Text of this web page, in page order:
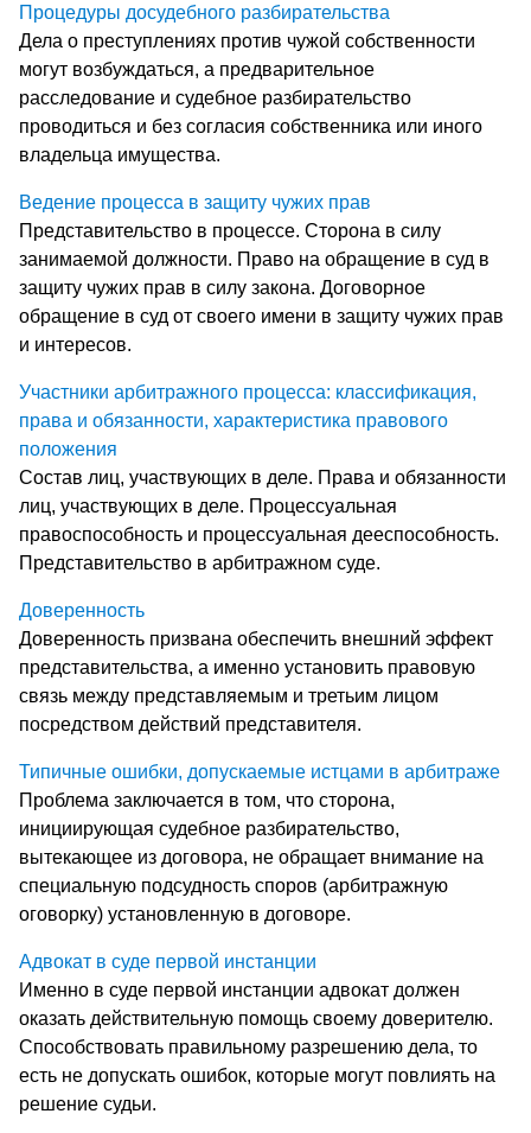
Процедуры досудебного разбирательства
Дела о преступлениях против чужой собственности
могут возбуждаться, а предварительное
расследование и судебное разбирательство
проводиться и без согласия собственника или иного
владельца имущества.
Ведение процесса в защиту чужих прав
Представительство в процессе. Сторона в силу
занимаемой должности. Право на обращение в суд в
защиту чужих прав в силу закона. Договорное
обращение в суд от своего имени в защиту чужих прав
и интересов.
Участники арбитражного процесса: классификация,
права и обязанности, характеристика правового
положения
Состав лиц, участвующих в деле. Права и обязанности
лиц, участвующих в деле. Процессуальная
правоспособность и процессуальная дееспособность.
Представительство в арбитражном суде.
Доверенность
Доверенность призвана обеспечить внешний эффект
представительства, а именно установить правовую
связь между представляемым и третьим лицом
посредством действий представителя.
Типичные ошибки, допускаемые истцами в арбитраже
Проблема заключается в том, что сторона,
инициирующая судебное разбирательство,
вытекающее из договора, не обращает внимание на
специальную подсудность споров (арбитражную
оговорку) установленную в договоре.
Адвокат в суде первой инстанции
Именно в суде первой инстанции адвокат должен
оказать действительную помощь своему доверителю.
Способствовать правильному разрешению дела, то
есть не допускать ошибок, которые могут повлиять на
решение судьи.